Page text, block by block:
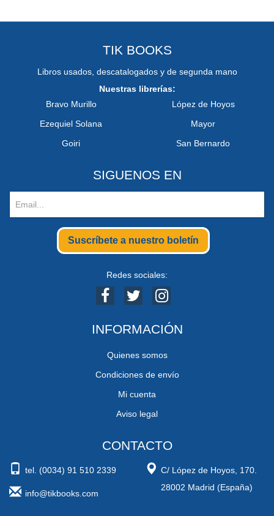
TIK BOOKS
Libros usados, descatalogados y de segunda mano
Nuestras librerías:
Bravo Murillo
Ezequiel Solana
Goiri
López de Hoyos
Mayor
San Bernardo
SIGUENOS EN
Suscríbete a nuestro boletín
Redes sociales:
INFORMACIÓN
Quienes somos
Condiciones de envío
Mi cuenta
Aviso legal
CONTACTO
tel. (0034) 91 510 2339
info@tikbooks.com
C/ López de Hoyos, 170.
28002 Madrid (España)